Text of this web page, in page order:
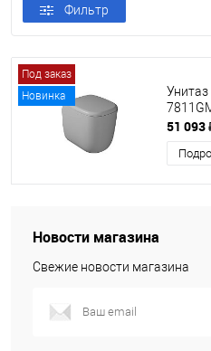
Фильтр
Под заказ
Новинка
Унитаз
51 093
Новости магазина
Свежие новости магазина